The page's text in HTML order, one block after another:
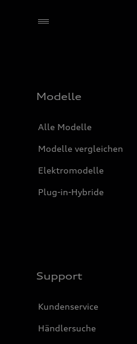
Modelle
Alle Modelle
Modelle vergleichen
Elektromodelle
Plug-in-Hybride
Support
Kundenservice
Händlersuche